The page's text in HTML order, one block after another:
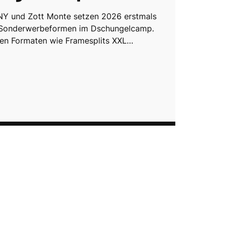
und Zott Monte setzen 2026 erstmals
im Dschungelcamp.
Formaten wie Framesplits XXL…